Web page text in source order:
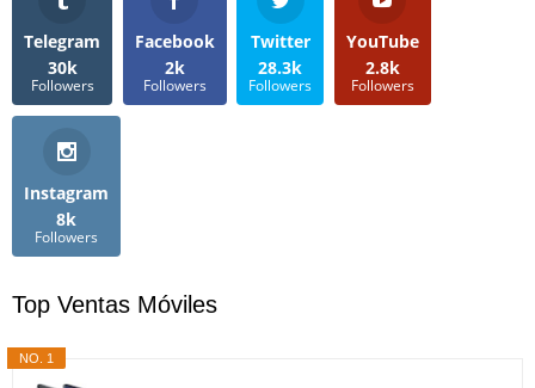
Telegram
30k
Followers
Facebook
2k
Followers
Twitter
28.3k
Followers
YouTube
2.8k
Followers
Instagram
8k
Followers
Top Ventas Móviles
NO. 1